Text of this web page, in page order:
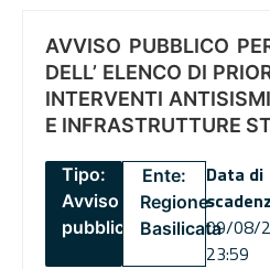
AVVISO PUBBLICO
DELL’ ELENCO DI
INTERVENTI
E INFRASTRUTTURE
Tipo:
Avviso
pubblico
Ente:
Regione
Basilicata
Data di
09/08/
23:59